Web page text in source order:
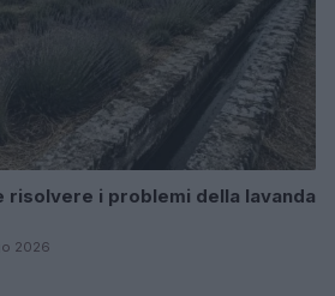
risolvere i problemi della lavanda
2026